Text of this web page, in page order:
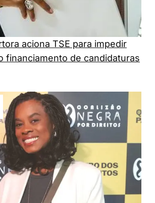
aciona TSE para impedir
financiamento de candidaturas